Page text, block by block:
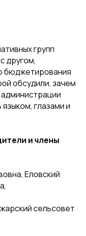
групп
другом,
бюджетирования
обсудили, зачем
глазами и
и члены
Еловский
сельсовет